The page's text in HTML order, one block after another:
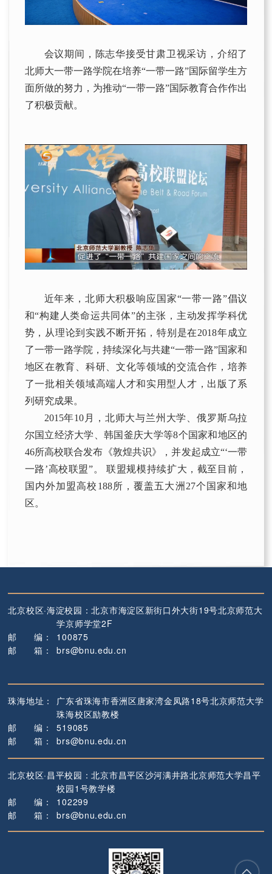
会议期间，陈志华接受甘肃卫视采访，介绍了
北师大一带一路学院在培养“一带一路”国际留学生方
面所做的努力，为推动“一带一路”国际教育合作作出
了积极贡献。
近年来，北师大积极响应国家“一带一路”倡议
和“构建人类命运共同体”的主张，主动发挥学科优
势，从理论到实践不断开拓，特别是在2018年成立
了一带一路学院，持续深化与共建“一带一路”国家和
地区在教育、科研、文化等领域的交流合作，培养
了一批相关领域高端人才和实用型人才，出版了系
列研究成果。
2015年10月，北师大与兰州大学、俄罗斯乌拉
尔国立经济大学、韩国釜庆大学等8个国家和地区的
46所高校联合发布《敦煌共识》，并发起成立“‘一带
一路’高校联盟”。 联盟规模持续扩大，截至目前，
国内外加盟高校188所，覆盖五大洲27个国家和地
区。
北京校区·海淀校园：北京市海淀区新街口外大街19号北京师范大
学京师学堂2F
邮
编 ：
100875
邮
箱 ： brs@bnu.edu.cn
珠海地址： 广东省珠海市香洲区唐家湾金凤路18号北京师范大学
珠海校区励教楼
邮
编 ：
519085
邮
箱 ： brs@bnu.edu.cn
北京校区·昌平校园：北京市昌平区沙河满井路北京师范大学昌平
校园1号教学楼
邮
编 ：
102299
邮
箱 ： brs@bnu.edu.cn